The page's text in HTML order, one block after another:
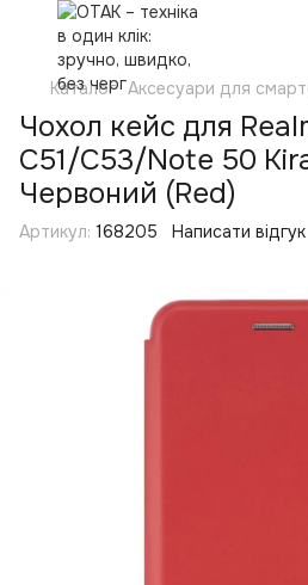
Каталог Аксесуари для
Чохол кейс для
C51/C53/Note 50
Червоний (Red)
Артикул: 168205 Написати відгук